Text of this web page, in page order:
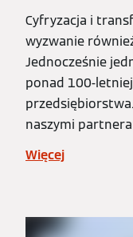
Cyfryzacja i
wyzwanie
Jednocześnie
ponad 100-
naszymi
Więcej